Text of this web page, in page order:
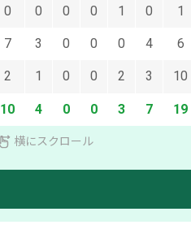
0 0 0 0 1 0 1
7 3 0 0 0 4 6
2 1 0 0 2 3 10
10 4 0 0 3 7 19
横にスクロール